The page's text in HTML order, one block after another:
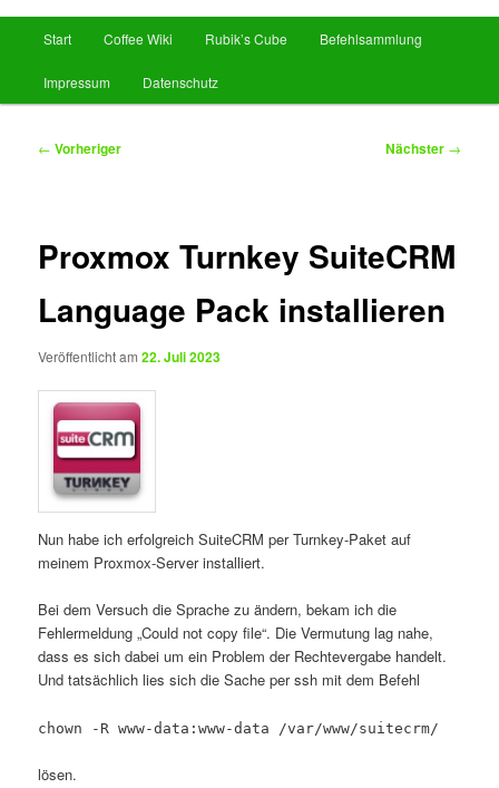
Zum
primären
Start Coffee Wiki Rubik’s Cube Befehlsammlung
Impressum Datenschutz
Beitragsnavigation
← Vorheriger Nächster →
Proxmox Turnkey SuiteCRM
Language Pack installieren
Veröffentlicht am22. Juli 2023
Nun habe ich erfolgreich SuiteCRM per Turnkey-Paket auf
meinem Proxmox-Server installiert.
Bei dem Versuch die Sprache zu ändern, bekam ich die
Fehlermeldung „Could not copy file“. Die Vermutung lag nahe,
dass es sich dabei um ein Problem der Rechtevergabe handelt.
Und tatsächlich lies sich die Sache per ssh mit dem Befehl
chown -R www-data:www-data /var/www/suitecrm/
lösen.